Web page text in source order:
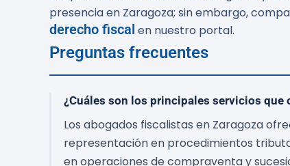
presencia en Zaragoza; sin embargo,
derecho fiscal en nuestro portal.
Preguntas frecuentes
¿Cuáles son los principales servicios
Los abogados fiscalistas en Zaragoza
representación en procedimientos
en operaciones de compraventa y